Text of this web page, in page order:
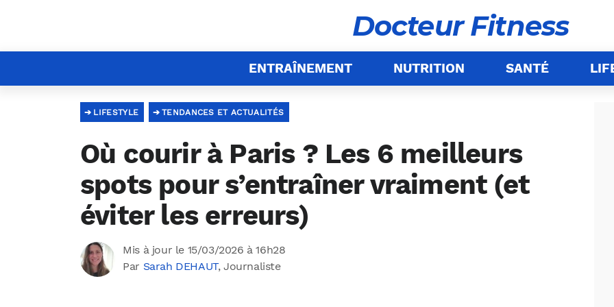
Docteur Fitness
ENTRAÎNEMENT NUTRITION SANTÉ
TENDANCES ET ACTUALITÉS
LIFESTYLE
Où courir à Paris ? Les 6 meilleurs
spots pour s’entraîner vraiment (et
éviter les erreurs)
Mis à jour le 15/03/2026 à 16h28
Par Sarah DEHAUT, Journaliste